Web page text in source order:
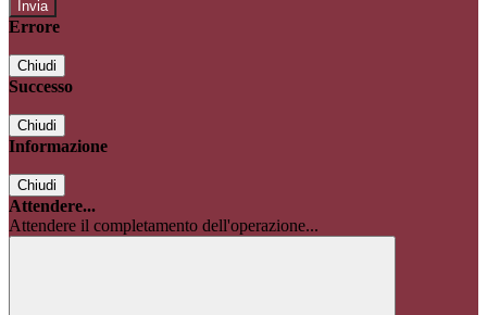
Errore
Chiudi
Successo
Chiudi
Informazione
Chiudi
Attendere...
Attendere il completamento dell'operazione...